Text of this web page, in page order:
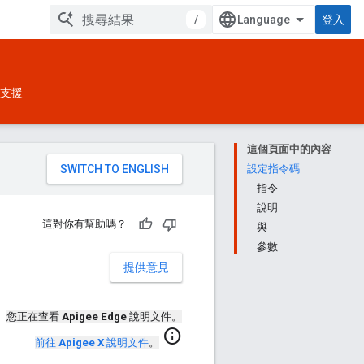
/ 登入
支援
這個頁面中的內容
設定指令碼
指令
說明
與
參數
這對你有幫助嗎？
提供意見
您正在查看 Apigee Edge 說明文件。
前往 Apigee X 說明文件。 info